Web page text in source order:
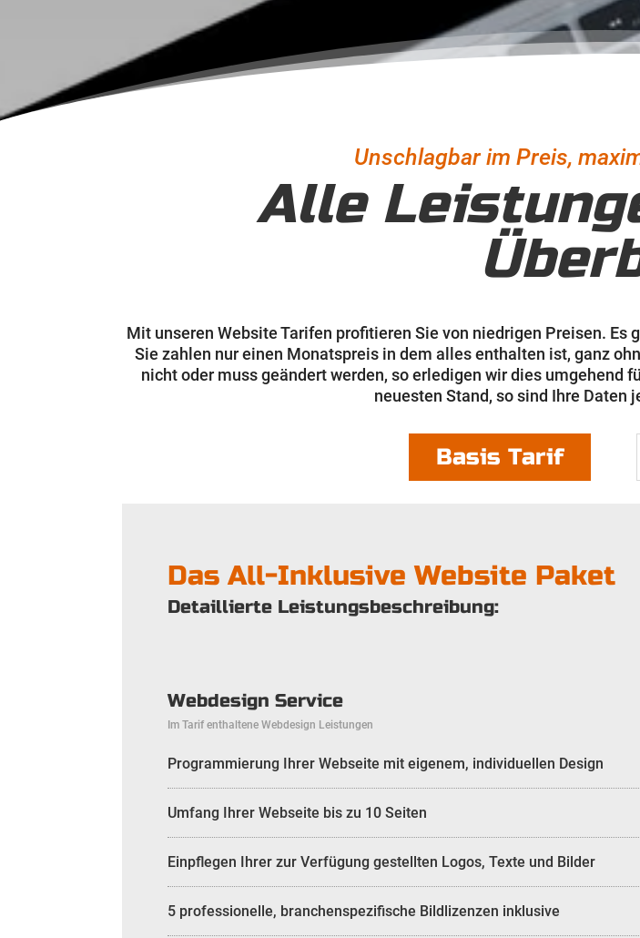
Unschlagbar im Preis,
Alle
Mit unseren Website Tarifen profitieren Sie von niedrigen Preisen.
Sie zahlen nur einen Monatspreis in dem alles enthalten ist, ganz
nicht oder muss geändert werden, so erledigen wir dies umgehend
neuesten Stand, so sind Ihre
Basis Tarif
Das All-Inklusive Website Paket
Detaillierte Leistungsbeschreibung:
Webdesign Service
Im Tarif enthaltene Webdesign Leistungen
Programmierung Ihrer Webseite mit eigenem, individuellen Design
Umfang Ihrer Webseite bis zu 10 Seiten
Einpflegen Ihrer zur Verfügung gestellten Logos, Texte und Bilder
5 professionelle, branchenspezifische Bildlizenzen inklusive